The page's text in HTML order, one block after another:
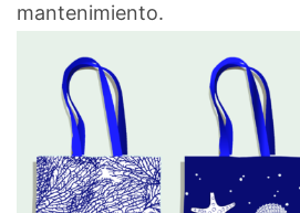
mantenimiento.